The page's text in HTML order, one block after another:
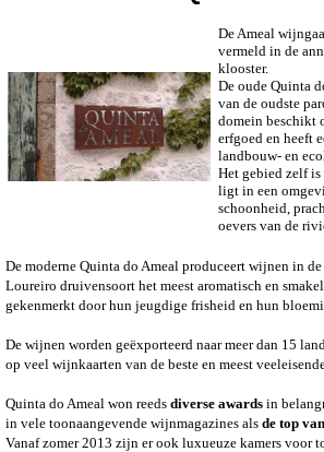
De Ameal
vermeld in de
klooster.
De oude Quinta
van de oudste
domein beschikt
erfgoed en heeft
landbouw- en
Het gebied zelf is
ligt in een
schoonheid,
oevers van de
De moderne Quinta do Ameal produceert wijnen in
Loureiro druivensoort het meest aromatisch en
gekenmerkt door hun jeugdige frisheid en hun
De wijnen worden geëxporteerd naar meer dan 15
op veel wijnkaarten van de beste en meest
Quinta do Ameal won reeds diverse awards in
in vele toonaangevende wijnmagazines als de top
Vanaf zomer 2013 zijn er ook luxueuze kamers voor